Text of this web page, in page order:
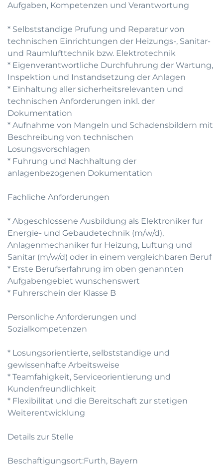
Aufgaben, Kompetenzen und Verantwortung
* Selbststandige Prufung und Reparatur von
technischen Einrichtungen der Heizungs-, Sanitar-
und Raumlufttechnik bzw. Elektrotechnik
* Eigenverantwortliche Durchfuhrung der Wartung,
Inspektion und Instandsetzung der Anlagen
* Einhaltung aller sicherheitsrelevanten und
technischen Anforderungen inkl. der
Dokumentation
* Aufnahme von Mangeln und Schadensbildern mit
Beschreibung von technischen
Losungsvorschlagen
* Fuhrung und Nachhaltung der
anlagenbezogenen Dokumentation
Fachliche Anforderungen
* Abgeschlossene Ausbildung als Elektroniker fur
Energie- und Gebaudetechnik (m/w/d),
Anlagenmechaniker fur Heizung, Luftung und
Sanitar (m/w/d) oder in einem vergleichbaren Beruf
* Erste Berufserfahrung im oben genannten
Aufgabengebiet wunschenswert
* Fuhrerschein der Klasse B
Personliche Anforderungen und
Sozialkompetenzen
* Losungsorientierte, selbststandige und
gewissenhafte Arbeitsweise
* Teamfahigkeit, Serviceorientierung und
Kundenfreundlichkeit
* Flexibilitat und die Bereitschaft zur stetigen
Weiterentwicklung
Details zur Stelle
Beschaftigungsort:Furth, Bayern